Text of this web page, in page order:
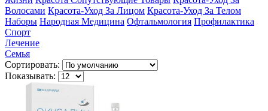
Волосами Красота-Уход За Лицом Красота-Уход За Телом
Наборы Народная Медицина Офтальмология Профилактика
Спорт
Лечение
Семья
Сортировать:
Показывать: